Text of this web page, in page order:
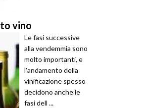
vino
Le fasi successive
alla vendemmia sono
molto importanti, e
l'andamento della
vinificazione spesso
decidono anche le
fasi dell ...